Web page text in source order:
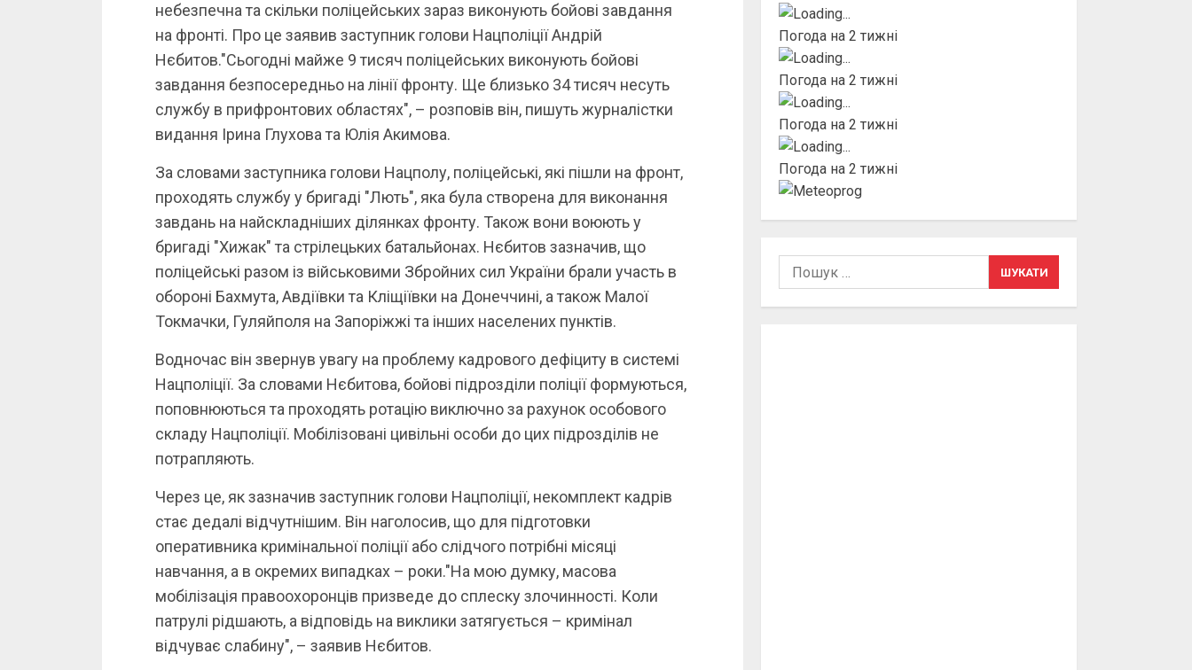
небезпечна та скільки поліцейських зараз виконують бойові завдання
на фронті. Про це заявив заступник голови Нацполіції Андрій
Нєбитов."Сьогодні майже 9 тисяч поліцейських виконують бойові
завдання безпосередньо на лінії фронту. Ще близько 34 тисяч несуть
службу в прифронтових областях", – розповів він, пишуть журналістки
видання Ірина Глухова та Юлія Акимова.
За словами заступника голови Нацполу, поліцейські, які пішли на фронт,
проходять службу у бригаді "Лють", яка була створена для виконання
завдань на найскладніших ділянках фронту. Також вони воюють у
бригаді "Хижак" та стрілецьких батальйонах. Нєбитов зазначив, що
поліцейські разом із військовими Збройних сил України брали участь в
обороні Бахмута, Авдіївки та Кліщіївки на Донеччині, а також Малої
Токмачки, Гуляйполя на Запоріжжі та інших населених пунктів.
Водночас він звернув увагу на проблему кадрового дефіциту в системі
Нацполіції. За словами Нєбитова, бойові підрозділи поліції формуються,
поповнюються та проходять ротацію виключно за рахунок особового
складу Нацполіції. Мобілізовані цивільні особи до цих підрозділів не
потрапляють.
Через це, як зазначив заступник голови Нацполіції, некомплект кадрів
стає дедалі відчутнішим. Він наголосив, що для підготовки
оперативника кримінальної поліції або слідчого потрібні місяці
навчання, а в окремих випадках – роки."На мою думку, масова
мобілізація правоохоронців призведе до сплеску злочинності. Коли
патрулі рідшають, а відповідь на виклики затягується – кримінал
відчуває слабину", – заявив Нєбитов.
Погода на 2 тижні
Погода на 2 тижні
Погода на 2 тижні
Погода на 2 тижні
Пошук: